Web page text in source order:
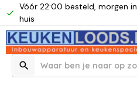
Vóór 22:00 besteld, morgen in
huis